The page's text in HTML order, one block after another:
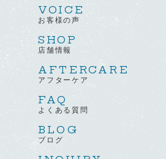
VOICE
お客様の声
SHOP
店舗情報
AFTERCARE
アフターケア
FAQ
よくある質問
BLOG
ブログ